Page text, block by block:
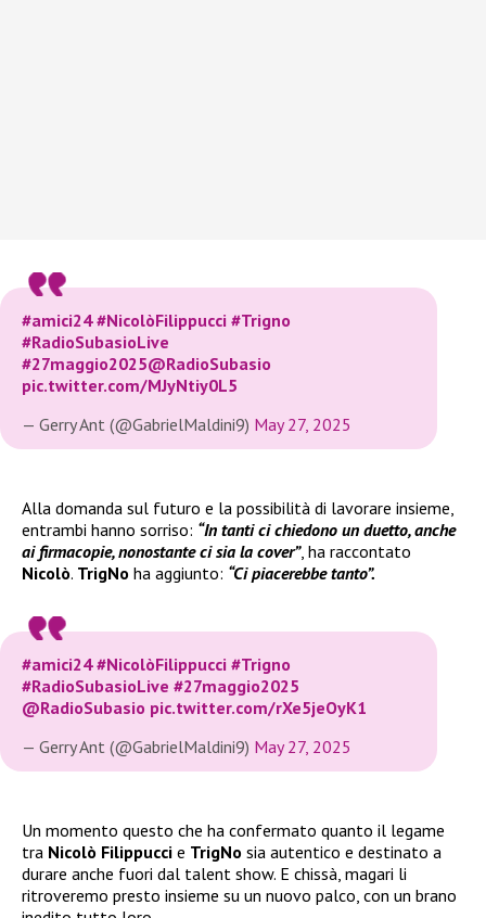
#amici24 #NicolòFilippucci #Trigno
#RadioSubasioLive
#27maggio2025@RadioSubasio
pic.twitter.com/MJyNtiy0L5
— Gerry Ant (@GabrielMaldini9) May 27, 2025
Alla domanda sul futuro e la possibilità di lavorare insieme,
entrambi hanno sorriso: “In tanti ci chiedono un duetto, anche
ai firmacopie, nonostante ci sia la cover”, ha raccontato
Nicolò. TrigNo ha aggiunto: “Ci piacerebbe tanto”.
#amici24 #NicolòFilippucci #Trigno
#RadioSubasioLive #27maggio2025
@RadioSubasio pic.twitter.com/rXe5jeOyK1
— Gerry Ant (@GabrielMaldini9) May 27, 2025
Un momento questo che ha confermato quanto il legame
tra Nicolò Filippucci e TrigNo sia autentico e destinato a
durare anche fuori dal talent show. E chissà, magari li
ritroveremo presto insieme su un nuovo palco, con un brano